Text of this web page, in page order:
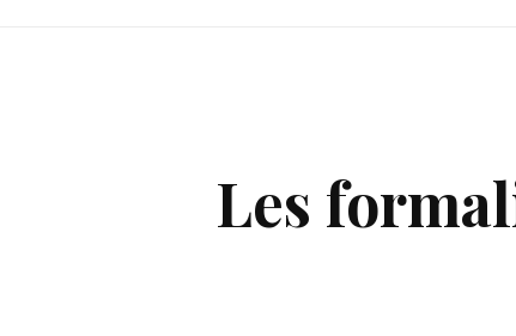
Les